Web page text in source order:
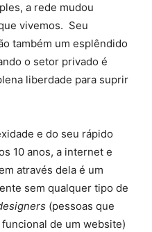
a rede mudou
vivemos. Seu
também um esplêndido
o setor privado é
liberdade para suprir
e do seu rápido
10 anos, a internet e
através dela é um
sem qualquer tipo de
(pessoas que
de um website)